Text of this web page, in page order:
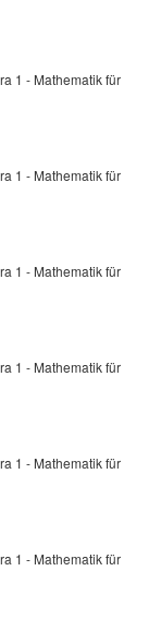
1 - Mathematik für
1 - Mathematik für
1 - Mathematik für
1 - Mathematik für
1 - Mathematik für
1 - Mathematik für